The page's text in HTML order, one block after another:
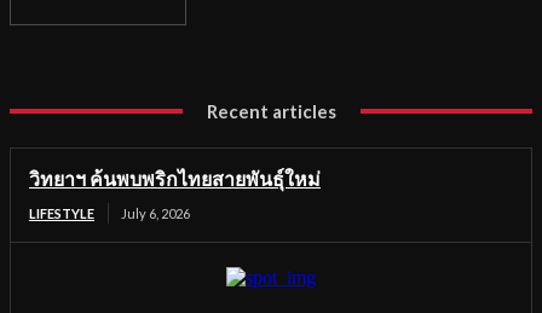
Recent articles
วิทยาฯ ค้นพบพริกไทยสายพันธุ์ใหม่
LIFESTYLE July 6, 2026